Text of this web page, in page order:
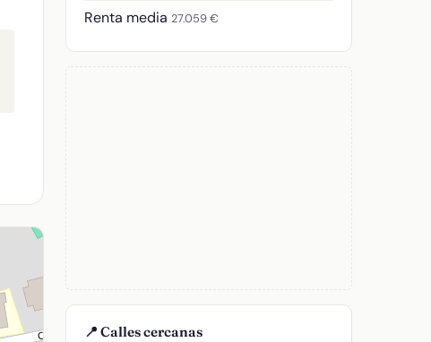
Renta media 27.059 €
📍 Calles cercanas